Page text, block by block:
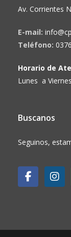
Av. Corrientes
E-mail:
Teléfono:
Horario de
Lunes a
Buscanos
Seguinos,